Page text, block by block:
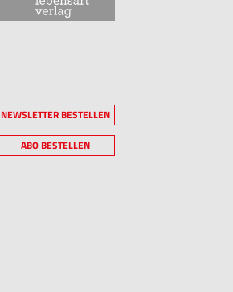
NEWSLETTER BESTELLEN
ABO BESTELLEN